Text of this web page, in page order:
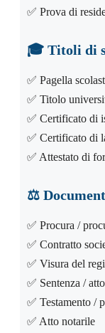
✅ Prova di
🎓 Titoli di
✅ Pagella
✅ Titolo
✅ Certificato di
✅ Certificato di
✅ Attestato di
⚖️
✅ Procura /
✅ Contratto
✅ Visura del
✅ Sentenza /
✅ Testamento /
✅ Atto notarile